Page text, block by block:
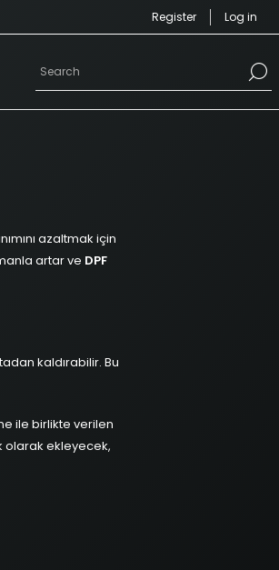
Register Log in
azaltmak için
artar ve DPF
kaldırabilir. Bu
ile birlikte verilen
olarak ekleyecek,